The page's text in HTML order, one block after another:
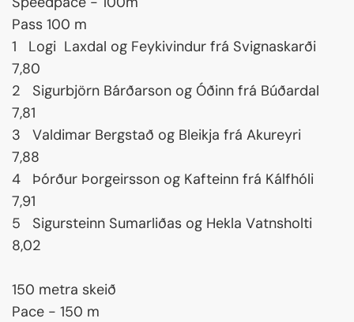
Pass 100 m
1 Logi Laxdal og Feykivindur frá Svignaskarði
7,80
2 Sigurbjörn Bárðarson og Óðinn frá Búðardal
7,81
3 Valdimar Bergstað og Bleikja frá Akureyri
7,88
4 Þórður Þorgeirsson og Kafteinn frá Kálfhóli
7,91
5 Sigursteinn Sumarliðas og Hekla Vatnsholti
8,02
150 metra skeið
Pace - 150 m